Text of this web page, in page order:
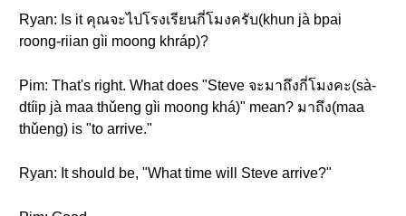
Ryan: Is it คุณจะไปโรงเรียนกี่โมงครับ(khun jà bpai
roong-riian gìi moong khráp)?
Pim: That's right. What does "Steve จะมาถึงกี่โมงคะ(sà-
dtíip jà maa thǔeng gìi moong khá)" mean? มาถึง(maa
thǔeng) is "to arrive."
Ryan: It should be, "What time will Steve arrive?"